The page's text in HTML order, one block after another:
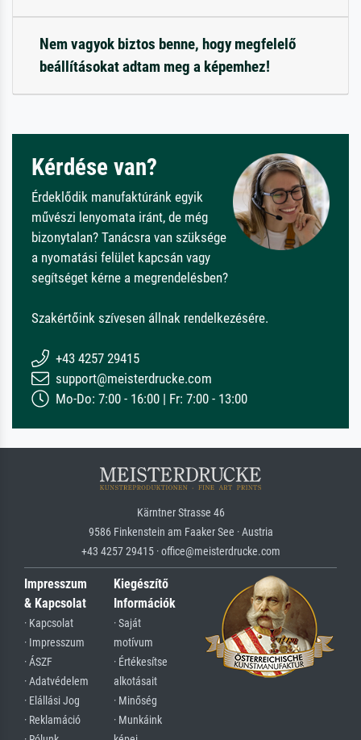
Nem vagyok biztos benne, hogy megfelelő
beállításokat adtam meg a képemhez!
Kérdése van?
Érdeklődik manufaktúránk egyik
művészi lenyomata iránt, de még
bizonytalan? Tanácsra van szüksége
a nyomatási felület kapcsán vagy
segítséget kérne a megrendelésben?
Szakértőink szívesen állnak rendelkezésére.
+43 4257 29415
support@meisterdrucke.com
Mo-Do: 7:00 - 16:00 | Fr: 7:00 - 13:00
Kärntner Strasse 46
9586 Finkenstein am Faaker See · Austria
+43 4257 29415 · office@meisterdrucke.com
Impresszum
& Kapcsolat
· Kapcsolat
· Impresszum
· ÁSZF
· Adatvédelem
· Elállási Jog
· Reklamáció
Kiegészítő
Információk
· Saját
motívum
· Értékesítse
alkotásait
· Minőség
· Munkáink